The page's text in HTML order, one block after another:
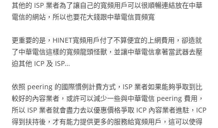
其他的 ISP 業者為了讓自己的寬頻用戶可以很順暢連結放在中華
電信的網站，所以也要花大錢跟中華電信買頻寬
更重要的是，HINET寬頻用戶付了不算便宜的上網費用，卻造就
了中華電信這樣的寬頻龍頭怪獸，並讓中華電信拿著當武器去壓
迫其他 ICP 及 ISP…
依照 peering 的國際慣例計費方式，ISP 業者如果能夠爭取到比
較好的內容業者，或許可以減少一些與中華電信 peering 費用，
所以 ISP 業者就會盡力去以優惠價格爭取 ICP 內容業者進駐，ICP
得到扶持後，才有能力提供更多的服務給寬頻用戶，這可以使得